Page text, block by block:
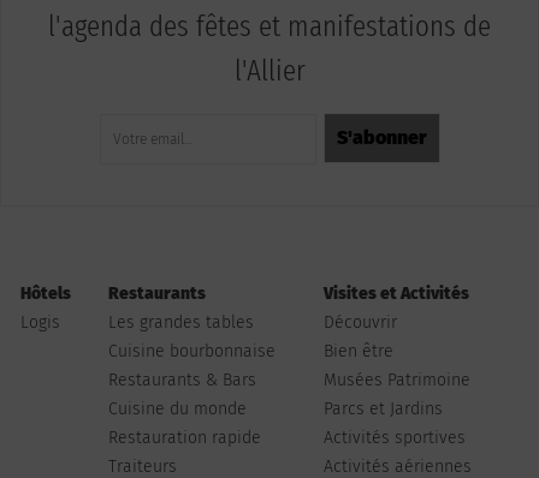
l'agenda des fêtes et manifestations de
l'Allier
Hôtels
Logis
Restaurants
Les grandes tables
Cuisine bourbonnaise
Restaurants & Bars
Cuisine du monde
Restauration rapide
Traiteurs
Visites et Activités
Découvrir
Bien être
Musées Patrimoine
Parcs et Jardins
Activités sportives
Activités aériennes